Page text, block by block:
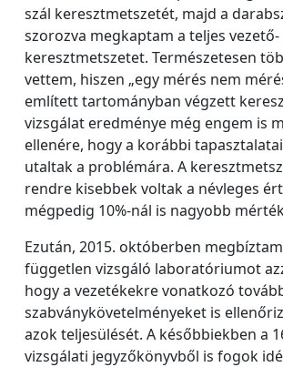
szál keresztmetszetét, majd a
szorozva megkaptam a teljes vezető-
keresztmetszetet. Természetesen
vettem, hiszen „egy mérés nem
említett tartományban végzett
vizsgálat eredménye még engem is
ellenére, hogy a korábbi
utaltak a problémára. A
rendre kisebbek voltak a névleges
mégpedig 10%-nál is nagyobb
Ezután, 2015. októberben
független vizsgáló laboratóriumot
hogy a vezetékekre vonatkozó
szabványkövetelményeket is
azok teljesülését. A későbbiekben a
vizsgálati jegyzőkönyvből is fogok